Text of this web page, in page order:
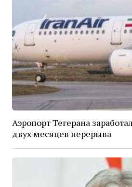
Аэропорт Тегерана
двух месяцев перерыва